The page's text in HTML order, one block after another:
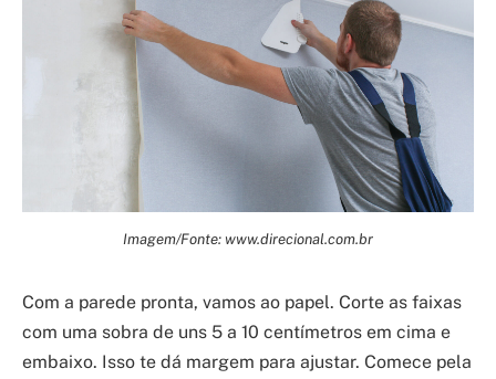
Imagem/Fonte: www.direcional.com.br
Com a parede pronta, vamos ao papel. Corte as faixas
com uma sobra de uns 5 a 10 centímetros em cima e
embaixo. Isso te dá margem para ajustar. Comece pela